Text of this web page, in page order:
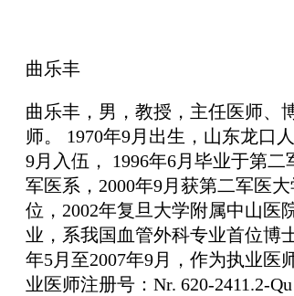
曲乐丰
曲乐丰，男，教授，主任医师、
师。 1970年9月出生，山东龙口
9月入伍， 1996年6月毕业于第二
军医系，2000年9月获第二军医
位，2002年复旦大学附属中山医
业，系我国血管外科专业首位博
年5月至2007年9月，作为执业医
业医师注册号：Nr. 620-2411.2-